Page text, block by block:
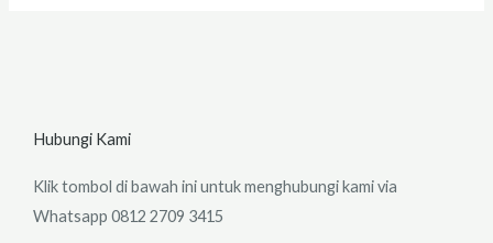
Hubungi Kami
Klik tombol di bawah ini untuk menghubungi kami via
Whatsapp 0812 2709 3415